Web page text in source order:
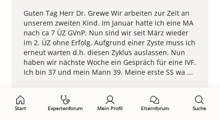
Start Expertenforum Mein Profil Elternforum Suche
Guten Tag Herr Dr. Grewe Wir arbeiten zur Zeit an
unserem zweiten Kind. Im Januar hatte ich eine MA
nach ca 7 ÜZ GVnP. Nun sind wir seit März wieder
im 2. ÜZ ohne Erfolg. Aufgrund einer Zyste muss ich
erneut warten d.h. diesen Zyklus auslassen. Nun
haben wir nächste Woche ein Gespräch für eine IVF.
Ich bin 37 und mein Mann 39. Meine erste SS wa ...
Stichwort: Kinderwunschbehandlung
Frage und Antworten lesen